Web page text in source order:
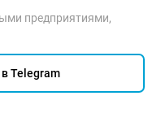
предприятиями,
Telegram